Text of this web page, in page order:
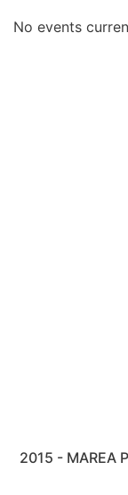
No events
2015 - MAREA